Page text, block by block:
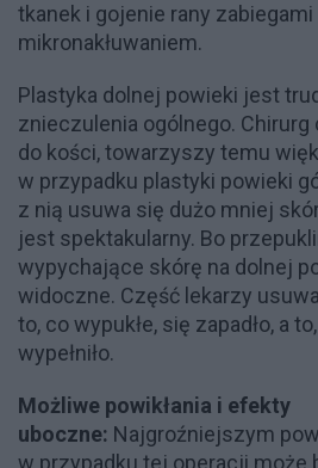
tkanek i gojenie rany
mikronakłuwaniem.
Plastyka dolnej powieki jest
znieczulenia ogólnego. Chirurg
do kości, towarzyszy temu
w przypadku plastyki powieki
z nią usuwa się dużo mniej
jest spektakularny. Bo
wypychające skórę na dolnej
widoczne. Część lekarzy
to, co wypukłe, się zapadło, a
wypełniło.
Możliwe powikłania i efekty
uboczne: Najgroźniejszym